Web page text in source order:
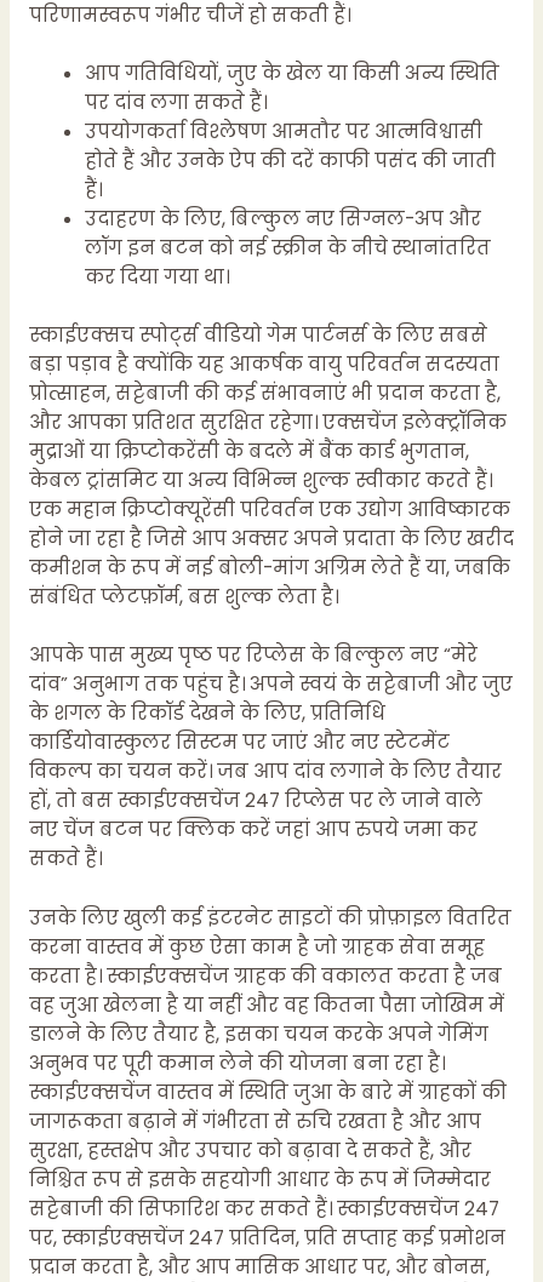
परिणामस्वरूप गंभीर चीजें हो सकती हैं।
आप गतिविधियों, जुए के खेल या किसी अन्य स्थिति
पर दांव लगा सकते हैं।
उपयोगकर्ता विश्लेषण आमतौर पर आत्मविश्वासी
होते हैं और उनके ऐप की दरें काफी पसंद की जाती
हैं।
उदाहरण के लिए, बिल्कुल नए सिग्नल-अप और
लॉग इन बटन को नई स्क्रीन के नीचे स्थानांतरित
कर दिया गया था।
स्काईएक्सच स्पोर्ट्स वीडियो गेम पार्टनर्स के लिए सबसे
बड़ा पड़ाव है क्योंकि यह आकर्षक वायु परिवर्तन सदस्यता
प्रोत्साहन, सट्टेबाजी की कई संभावनाएं भी प्रदान करता है,
और आपका प्रतिशत सुरक्षित रहेगा। एक्सचेंज इलेक्ट्रॉनिक
मुद्राओं या क्रिप्टोकरेंसी के बदले में बैंक कार्ड भुगतान,
केबल ट्रांसमिट या अन्य विभिन्न शुल्क स्वीकार करते हैं।
एक महान क्रिप्टोक्यूरेंसी परिवर्तन एक उद्योग आविष्कारक
होने जा रहा है जिसे आप अक्सर अपने प्रदाता के लिए खरीद
कमीशन के रूप में नई बोली-मांग अग्रिम लेते हैं या, जबकि
संबंधित प्लेटफ़ॉर्म, बस शुल्क लेता है।
आपके पास मुख्य पृष्ठ पर रिप्लेस के बिल्कुल नए “मेरे
दांव” अनुभाग तक पहुंच है। अपने स्वयं के सट्टेबाजी और जुए
के शगल के रिकॉर्ड देखने के लिए, प्रतिनिधि
कार्डियोवास्कुलर सिस्टम पर जाएं और नए स्टेटमेंट
विकल्प का चयन करें। जब आप दांव लगाने के लिए तैयार
हों, तो बस स्काईएक्सचेंज 247 रिप्लेस पर ले जाने वाले
नए चेंज बटन पर क्लिक करें जहां आप रुपये जमा कर
सकते हैं।
उनके लिए खुली कई इंटरनेट साइटों की प्रोफ़ाइल वितरित
करना वास्तव में कुछ ऐसा काम है जो ग्राहक सेवा समूह
करता है। स्काईएक्सचेंज ग्राहक की वकालत करता है जब
वह जुआ खेलना है या नहीं और वह कितना पैसा जोखिम में
डालने के लिए तैयार है, इसका चयन करके अपने गेमिंग
अनुभव पर पूरी कमान लेने की योजना बना रहा है।
स्काईएक्सचेंज वास्तव में स्थिति जुआ के बारे में ग्राहकों की
जागरूकता बढ़ाने में गंभीरता से रुचि रखता है और आप
सुरक्षा, हस्तक्षेप और उपचार को बढ़ावा दे सकते हैं, और
निश्चित रूप से इसके सहयोगी आधार के रूप में जिम्मेदार
सट्टेबाजी की सिफारिश कर सकते हैं। स्काईएक्सचेंज 247
पर, स्काईएक्सचेंज 247 प्रतिदिन, प्रति सप्ताह कई प्रमोशन
प्रदान करता है, और आप मासिक आधार पर, और बोनस,